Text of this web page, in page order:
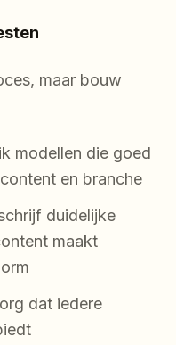
maar bouw
modellen die goed
en branche
duidelijke
maakt
dat iedere